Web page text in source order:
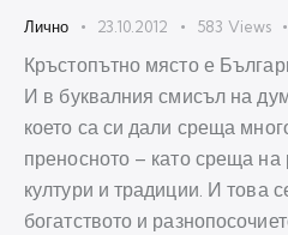
Лично 23.10.2012 583 Views
Кръстопътно място е
И в буквалния смисъл на
което са си дали среща
преносното – като среща на
култури и традиции. И това
богатството и